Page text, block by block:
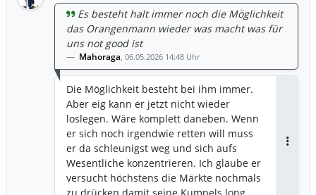
Es besteht halt immer noch die Möglichkeit
das Orangenmann wieder was macht was für
uns not good ist
Mahoraga, 06.05.2026 14:48 Uhr
Die Möglichkeit besteht bei ihm immer.
Aber eig kann er jetzt nicht wieder
loslegen. Wäre komplett daneben. Wenn
er sich noch irgendwie retten will muss
er da schleunigst weg und sich aufs
Wesentliche konzentrieren. Ich glaube er
versucht höchstens die Märkte nochmals